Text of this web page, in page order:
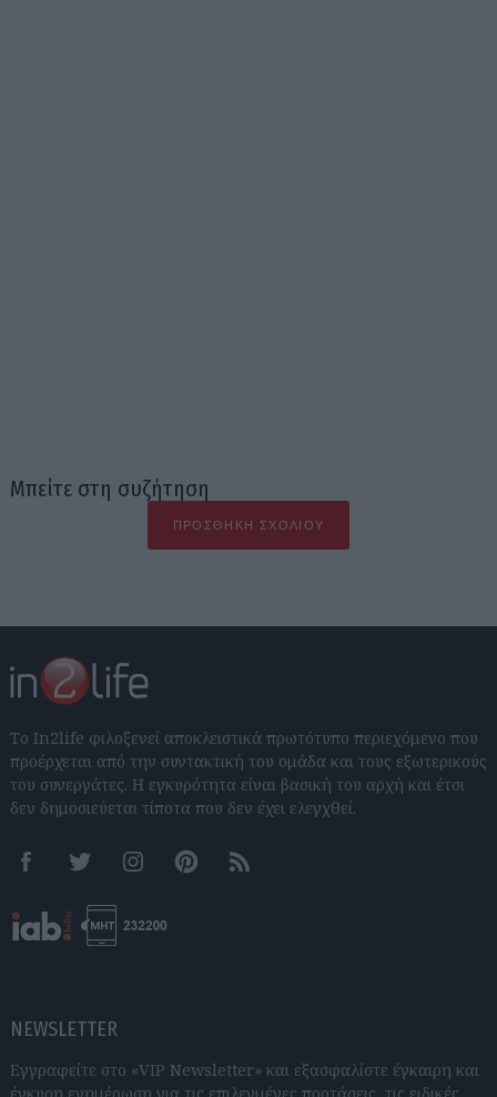
Μπείτε στη συζήτηση
ΠΡΟΣΘΉΚΗ ΣΧΟΛΊΟΥ
Το In2life φιλοξενεί αποκλειστικά πρωτότυπο περιεχόμενο που
προέρχεται από την συντακτική του ομάδα και τους εξωτερικούς
του συνεργάτες. Η εγκυρότητα είναι βασική του αρχή και έτσι
δεν δημοσιεύεται τίποτα που δεν έχει ελεγχθεί.
FacebookTwitter InstagramPinterestRSS feeds
NEWSLETTER
Εγγραφείτε στο «VIP Newsletter» και εξασφαλίστε έγκαιρη και